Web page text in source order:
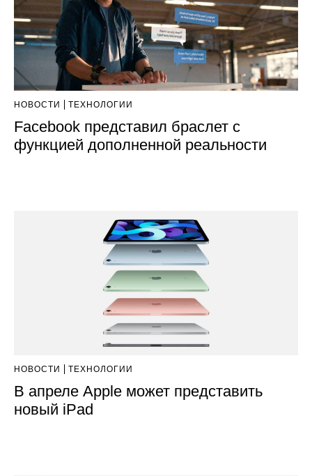
НОВОСТИ ТЕХНОЛОГИИ
Facebook представил браслет с
функцией дополненной реальности
НОВОСТИ ТЕХНОЛОГИИ
В апреле Apple может представить
новый iPad